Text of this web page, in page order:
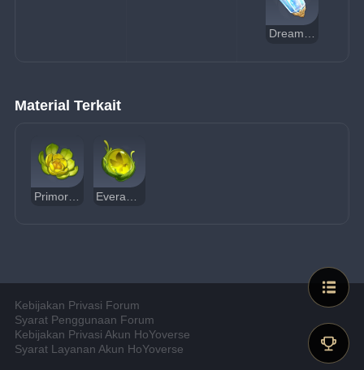
Dream Solvent
Material Terkait
Primordial Greenbloom
Kebijakan Privasi Forum
Syarat Penggunaan Forum
Kebijakan Privasi Akun HoYoverse
Syarat Layanan Akun HoYoverse